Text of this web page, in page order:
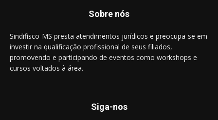
Sobre nós
Sindifisco-MS presta atendimentos jurídicos e preocupa-se em
investir na qualificação profissional de seus filiados,
promovendo e participando de eventos como workshops e
cursos voltados à área.
Siga-nos